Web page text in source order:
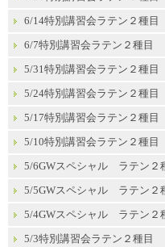
6/14特別講習会ラテン２種目
6/7特別講習会ラテン２種目
5/31特別講習会ラテン２種目
5/24特別講習会ラテン２種目
5/17特別講習会ラテン２種目
5/10特別講習会ラテン２種目
5/6GWスペシャル ラテン２
5/5GWスペシャル ラテン２
5/4GWスペシャル ラテン２
5/3特別講習会ラテン２種目